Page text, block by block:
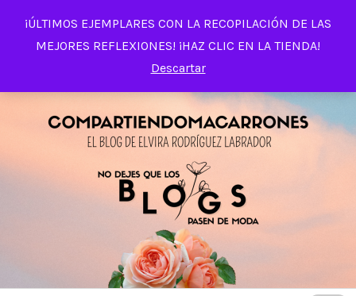
¡ÚLTIMOS EJEMPLARES CON LA RECOPILACIÓN DE LAS
MEJORES REFLEXIONES! ¡HAZ CLIC EN LA TIENDA!
Descartar
contenido